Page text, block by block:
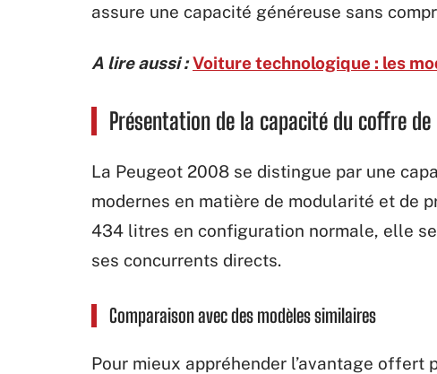
assure une capacité généreuse sans
A lire aussi : Voiture technologique : les
Présentation de la capacité du coffre de
La Peugeot 2008 se distingue par une
modernes en matière de modularité et de
434 litres en configuration normale, elle
ses concurrents directs.
Comparaison avec des modèles similaires
Pour mieux appréhender l’avantage offert